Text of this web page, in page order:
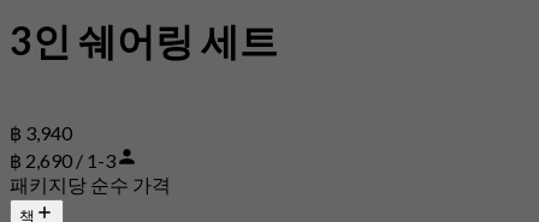
3인 쉐어링 세트
฿ 3,940
฿ 2,690 / 1-3
패키지당 순수 가격
책